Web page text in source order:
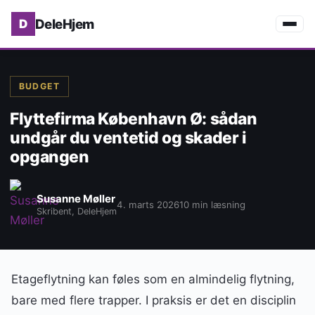
DeleHjem
BUDGET
Flyttefirma København Ø: sådan
undgår du ventetid og skader i
opgangen
Susanne Møller
Skribent, DeleHjem
4. marts 202610 min læsning
Etageflytning kan føles som en almindelig flytning,
bare med flere trapper. I praksis er det en disciplin